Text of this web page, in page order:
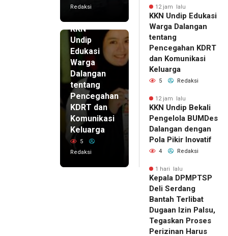
Redaksi
KKN
Undip
Edukasi
Warga
Dalangan
tentang
Pencegahan
KDRT dan
Komunikasi
Keluarga
5
Redaksi
12 jam lalu
KKN Undip Edukasi
Warga Dalangan
tentang
Pencegahan KDRT
dan Komunikasi
Keluarga
5 Redaksi
12 jam lalu
KKN Undip Bekali
Pengelola BUMDes
Dalangan dengan
Pola Pikir Inovatif
4 Redaksi
1 hari lalu
Kepala DPMPTSP
Deli Serdang
Bantah Terlibat
Dugaan Izin Palsu,
Tegaskan Proses
Perizinan Harus